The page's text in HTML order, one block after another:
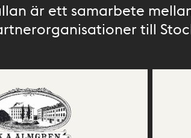
är ett samarbete
till